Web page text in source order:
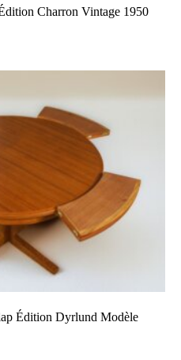
Charron Vintage 1950
Édition Dyrlund Modèle